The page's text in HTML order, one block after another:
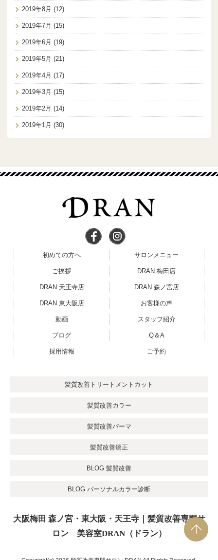
2019年8月 (12)
2019年7月 (15)
2019年6月 (19)
2019年5月 (21)
2019年4月 (17)
2019年3月 (15)
2019年2月 (14)
2019年1月 (30)
初めての方へ サロンメニュー
ご挨拶 DRAN 梅田店
DRAN 天王寺店 DRAN 森ノ宮店
DRAN 東大阪店 お客様の声
動画 スタッフ紹介
ブログ Q＆A
採用情報 ご予約
髪質改善トリートメントカット
髪質改善カラー
髪質改善パーマ
髪質改善矯正
BLOG 髪質改善
BLOG パーソナルカラー診断
大阪梅田 森ノ宮・東大阪・天王寺｜髪質改善専門サ
ロン 美容室DRAN（ドラン）